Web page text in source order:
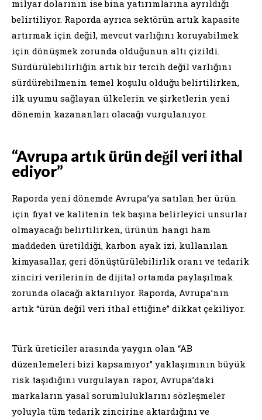
milyar dolarının ise bina yatırımlarına ayrıldığı
belirtiliyor. Raporda ayrıca sektörün artık kapasite
artırmak için değil, mevcut varlığını koruyabilmek
için dönüşmek zorunda olduğunun altı çizildi.
Sürdürülebilirliğin artık bir tercih değil varlığını
sürdürebilmenin temel koşulu olduğu belirtilirken,
ilk uyumu sağlayan ülkelerin ve şirketlerin yeni
dönemin kazananları olacağı vurgulanıyor.
“Avrupa artık ürün değil veri ithal
ediyor”
Raporda yeni dönemde Avrupa’ya satılan her ürün
için fiyat ve kalitenin tek başına belirleyici unsurlar
olmayacağı belirtilirken, ürünün hangi ham
maddeden üretildiği, karbon ayak izi, kullanılan
kimyasallar, geri dönüştürülebilirlik oranı ve tedarik
zinciri verilerinin de dijital ortamda paylaşılmak
zorunda olacağı aktarılıyor. Raporda, Avrupa’nın
artık “ürün değil veri ithal ettiğine” dikkat çekiliyor.
Türk üreticiler arasında yaygın olan “AB
düzenlemeleri bizi kapsamıyor” yaklaşımının büyük
risk taşıdığını vurgulayan rapor, Avrupa’daki
markaların yasal sorumluluklarını sözleşmeler
yoluyla tüm tedarik zincirine aktardığını ve